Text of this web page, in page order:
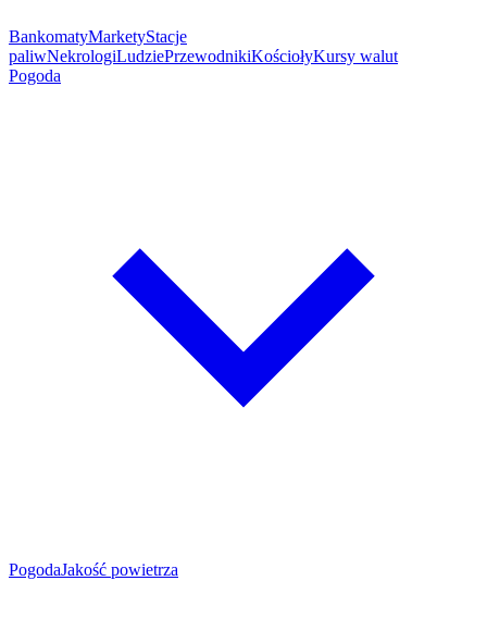
BankomatyMarketyStacje
paliwNekrologiLudziePrzewodnikiKościołyKursy walut
Pogoda
PogodaJakość powietrza